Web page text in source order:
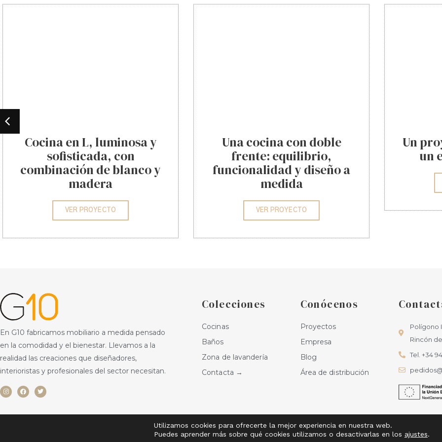
Cocina en L, luminosa y
sofisticada, con
combinación de blanco y
madera
VER PROYECTO
Una cocina con doble
frente: equilibrio,
funcionalidad y diseño a
medida
VER PROYECTO
Un
un
En G10 fabricamos mobiliario a medida pensado
en la comodidad y el bienestar. Llevamos a la
realidad las creaciones que diseñadores,
interioristas y profesionales del sector necesitan.
n
s
t
r
a
c
e
o
w
i
t
r
Colecciones
Cocinas
Baños
Zona de lavandería
Contacta →
Conócenos
Proyectos
Empresa
Blog
Área de distribución
Polígono
Rincón
Tel. +34
Aviso legalPolítica de privacidadPolítica
Utilizamos cookies para ofrecerte la mejor experiencia en nuestra web.
Puedes aprender más sobre qué cookies utilizamos o desactivarlas en los ajustes.